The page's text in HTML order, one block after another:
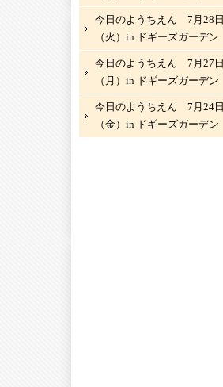
今日のようちえん 7月28日
（火）in ドギーズガーデン
今日のようちえん 7月27日
（月）in ドギーズガーデン
今日のようちえん 7月24日
（金）in ドギーズガーデン